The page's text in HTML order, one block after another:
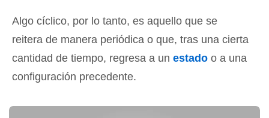
Algo cíclico, por lo tanto, es aquello que se
reitera de manera periódica o que, tras una cierta
cantidad de tiempo, regresa a un estado o a una
configuración precedente.